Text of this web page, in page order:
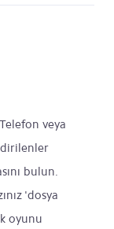
veya
bulun.
'dosya
oyunu